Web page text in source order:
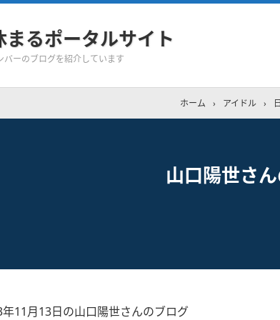
まるポータルサイト
バーのブログを紹介しています
ホーム › アイドル ›
山口陽世さ
11月13日の山口陽世さんのブログ